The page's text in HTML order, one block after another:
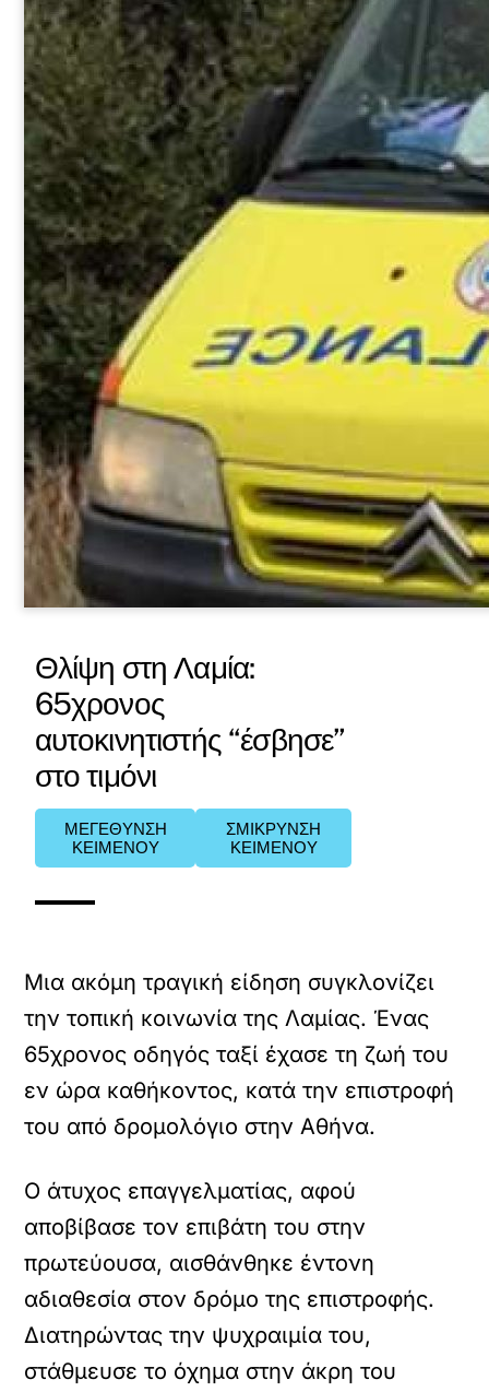
Θλίψη στη Λαμία:
65χρονος
αυτοκινητιστής “έσβησε”
στο τιμόνι
ΜΕΓΕΘΥΝΣΗ
ΚΕΙΜΕΝΟΥ
ΣΜΙΚΡΥΝΣΗ
ΚΕΙΜΕΝΟΥ
Μια ακόμη τραγική είδηση συγκλονίζει
την τοπική κοινωνία της Λαμίας. Ένας
65χρονος οδηγός ταξί έχασε τη ζωή του
εν ώρα καθήκοντος, κατά την επιστροφή
του από δρομολόγιο στην Αθήνα.
Ο άτυχος επαγγελματίας, αφού
αποβίβασε τον επιβάτη του στην
πρωτεύουσα, αισθάνθηκε έντονη
αδιαθεσία στον δρόμο της επιστροφής.
Διατηρώντας την ψυχραιμία του,
στάθμευσε το όχημα στην άκρη του